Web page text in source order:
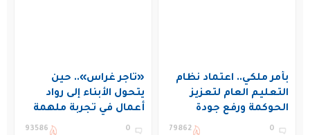
بأمر ملكي.. اعتماد نظام
التعليم العام لتعزيز
الحوكمة ورفع جودة
التعليم في المملكة
0
79862
«تاجر غراس».. حين
يتحول الأبناء إلى رواد
أعمال في تجربة ملهمة
بنادي غراس الصيفي
0
93586